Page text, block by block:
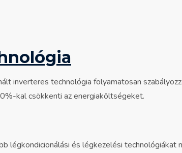
inverteres technológia folyamatosan
kal csökkenti az energiaköltségeket.
légkondicionálási és légkezelési